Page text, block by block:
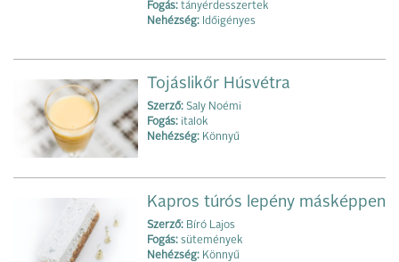
Fogás: tányérdesszertek
Nehézség: Időigényes
Tojáslikőr Húsvétra
Szerző: Saly Noémi
Fogás: italok
Nehézség: Könnyű
Kapros túrós lepény másképpen
Szerző: Bíró Lajos
Fogás: sütemények
Nehézség: Könnyű